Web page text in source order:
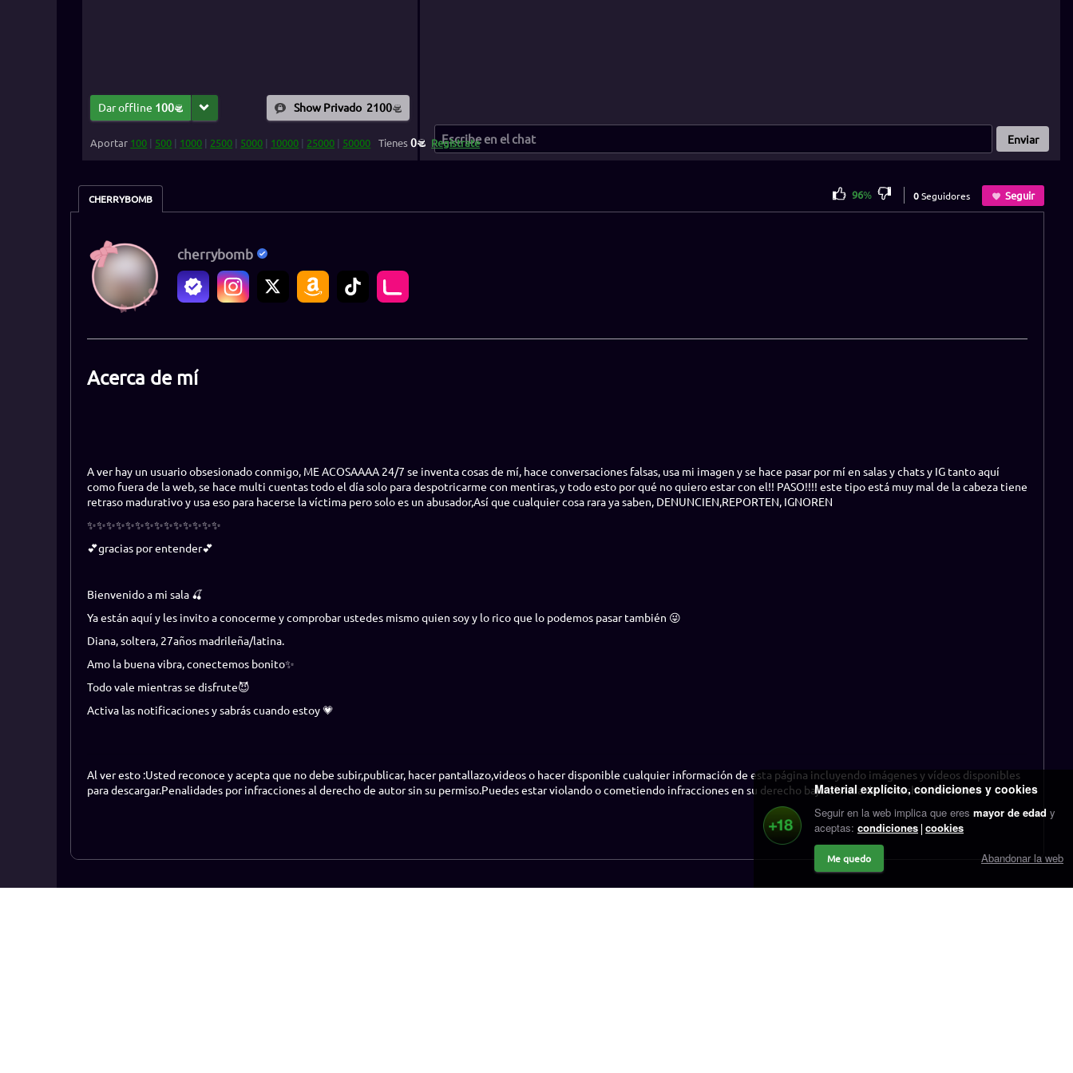
Material explícito, condiciones y cookies
Seguir en la web implica que eres mayor de edad y
aceptas: condiciones cookies
Me quedo Abandonar la web
Dar offline 100 Show Privado 2100
Aportar 100 | 500 | 1000 | 2500 | 5000 | 10000 | 25000 | 50000 Tienes0 Regístrate Enviar
CHERRYBOMB 96% 0Seguidores Seguir
cherrybomb
Acerca de mí
A ver hay un usuario obsesionado conmigo, ME ACOSAAAA 24/7 se inventa cosas de mí, hace conversaciones falsas, usa mi imagen y se hace pasar por mí en salas y chats y IG tanto aquí
como fuera de la web, se hace multi cuentas todo el día solo para despotricarme con mentiras, y todo esto por qué no quiero estar con el!! PASO!!!! este tipo está muy mal de la cabeza tiene
retraso madurativo y usa eso para hacerse la víctima pero solo es un abusador,Así que cualquier cosa rara ya saben, DENUNCIEN,REPORTEN, IGNOREN
✨✨✨✨✨✨✨✨✨✨✨✨✨✨
💕gracias por entender💕
Bienvenido a mi sala 🍒
Ya están aquí y les invito a conocerme y comprobar ustedes mismo quien soy y lo rico que lo podemos pasar también 😜
Diana, soltera, 27años madrileña/latina.
Amo la buena vibra, conectemos bonito✨
Todo vale mientras se disfrute😈
Activa las notificaciones y sabrás cuando estoy 💗
Al ver esto :Usted reconoce y acepta que no debe subir,publicar, hacer pantallazo,videos o hacer disponible cualquier información de esta página incluyendo imágenes y vídeos disponibles
para descargar.Penalidades por infracciones al derecho de autor sin su permiso.Puedes estar violando o cometiendo infracciones en su derecho bajo el Acta de Derechos de Autor.